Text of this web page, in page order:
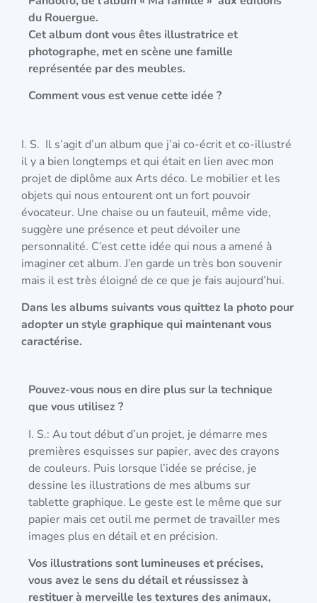
du Rouergue.
Cet album dont vous êtes illustratrice et
photographe, met en scène une famille
représentée par des meubles.
Comment vous est venue cette idée ?
I. S. Il s’agit d’un album que j’ai co-écrit et co-illustré
il y a bien longtemps et qui était en lien avec mon
projet de diplôme aux Arts déco. Le mobilier et les
objets qui nous entourent ont un fort pouvoir
évocateur. Une chaise ou un fauteuil, même vide,
suggère une présence et peut dévoiler une
personnalité. C’est cette idée qui nous a amené à
imaginer cet album. J’en garde un très bon souvenir
mais il est très éloigné de ce que je fais aujourd’hui.
Dans les albums suivants vous quittez la photo pour
adopter un style graphique qui maintenant vous
caractérise.
Pouvez-vous nous en dire plus sur la technique
que vous utilisez ?
I. S.: Au tout début d’un projet, je démarre mes
premières esquisses sur papier, avec des crayons
de couleurs. Puis lorsque l’idée se précise, je
dessine les illustrations de mes albums sur
tablette graphique. Le geste est le même que sur
papier mais cet outil me permet de travailler mes
images plus en détail et en précision.
Vos illustrations sont lumineuses et précises,
vous avez le sens du détail et réussissez à
restituer à merveille les textures des animaux,